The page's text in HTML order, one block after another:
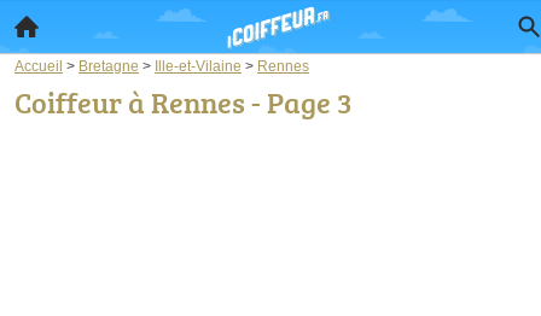
Accueil > Bretagne > Ille-et-Vilaine > Rennes
Coiffeur à Rennes - Page 3